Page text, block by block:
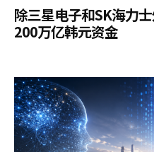
除三星电子和SK海力
200万亿韩元资金